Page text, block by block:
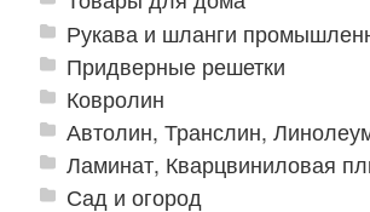
Рукава и шланги
Придверные решетки
Ковролин
Автолин, Транслин,
Ламинат, Кварцвиниловая
Сад и огород